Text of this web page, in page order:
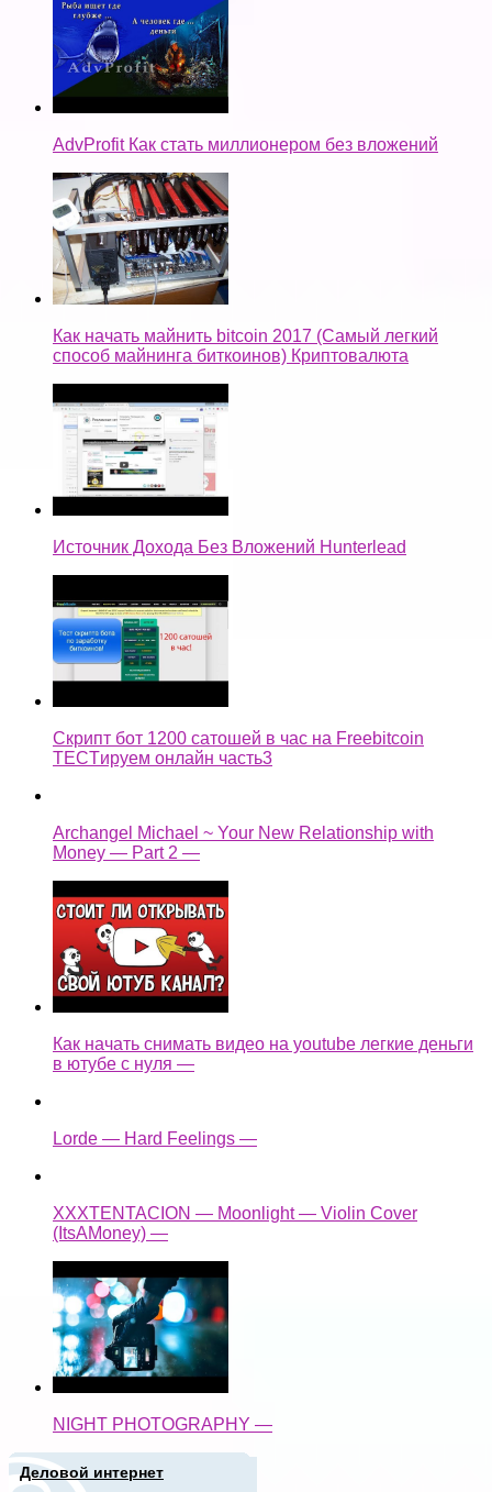
AdvProfit Как стать миллионером без вложений
Как начать майнить bitcoin 2017 (Самый легкий
способ майнинга биткоинов) Криптовалюта
Источник Дохода Без Вложений Hunterlead
Скрипт бот 1200 сатошей в час на Freebitcoin
TECTируем онлайн часть3
Archangel Michael ~ Your New Relationship with
Money — Part 2 —
Как начать снимать видео на youtube легкие деньги
в ютубе с нуля —
Lorde — Hard Feelings —
XXXTENTACION — Moonlight — Violin Cover
(ItsAMoney) —
NIGHT PHOTOGRAPHY —
Деловой интернет